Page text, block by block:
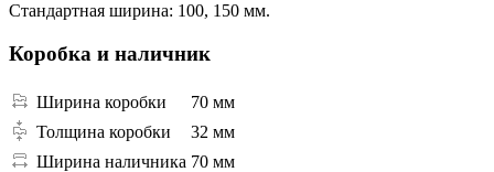
Стандартная ширина: 100, 150 мм.
Коробка и наличник
Ширина коробки
70 мм
Толщина коробки
32 мм
Ширина наличника 70 мм